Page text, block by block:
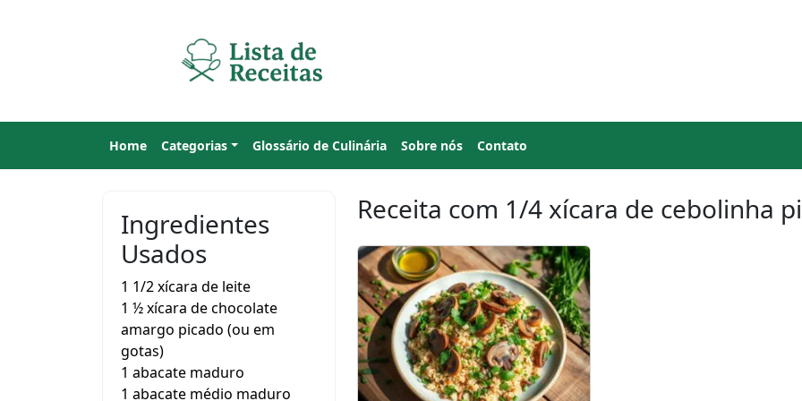
Home Categorias Glossário de Culinária Sobre nós Contato
Ingredientes
Usados
1 1/2 xícara de leite
1 ½ xícara de chocolate
amargo picado (ou em
gotas)
1 abacate maduro
1 abacate médio maduro
Receita com 1/4 xícara de cebolinha